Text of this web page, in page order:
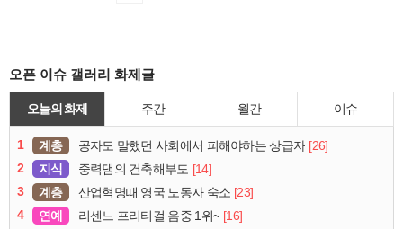
오픈 이슈 갤러리 화제글
오늘의 화제 주간 월간 이슈
1 계층 공자도 말했던 사회에서 피해야하는 상급자 [26]
2
지식 중력댐의 건축해부도 [14]
3
계층 산업혁명때 영국 노동자 숙소 [23]
4
연예 리센느 프리티걸 음중 1위~ [16]